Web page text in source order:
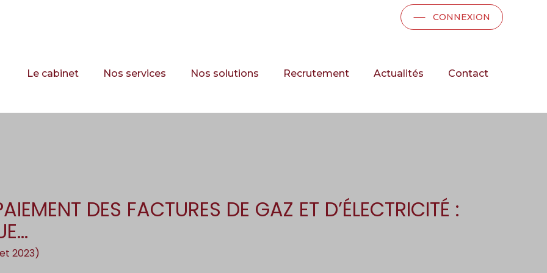
CONNEXION
Le cabinet Nos services Nos solutions Recrutement Actualités Contact
DES FACTURES DE GAZ ET D’ÉLECTRICITÉ :
2023)